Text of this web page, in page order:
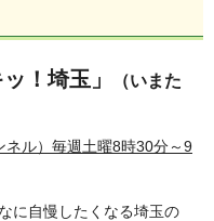
！埼玉」
（いまた
ネル）毎週土曜8時30分～9
に自慢したくなる埼玉の